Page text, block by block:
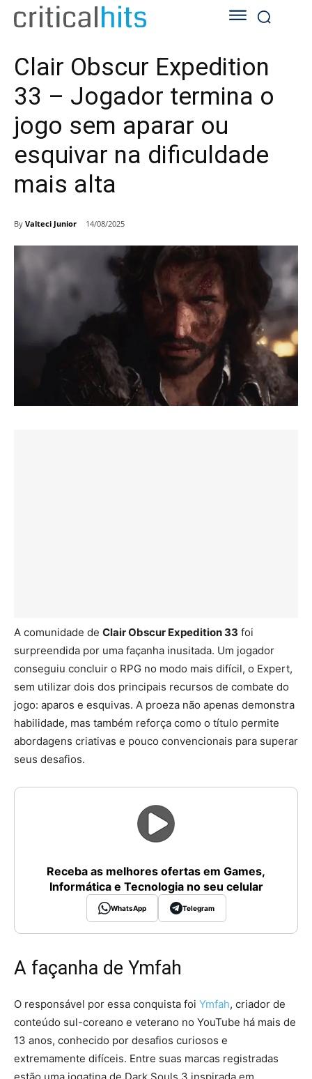
Clair Obscur Expedition
33 – Jogador termina o
jogo sem aparar ou
esquivar na dificuldade
mais alta
By Valteci Junior 14/08/2025
A comunidade de Clair Obscur Expedition 33 foi
surpreendida por uma façanha inusitada. Um jogador
conseguiu concluir o RPG no modo mais difícil, o Expert,
sem utilizar dois dos principais recursos de combate do
jogo: aparos e esquivas. A proeza não apenas demonstra
habilidade, mas também reforça como o título permite
abordagens criativas e pouco convencionais para superar
seus desafios.
Receba as melhores ofertas em Games,
Informática e Tecnologia no seu celular
WhatsApp Telegram
A façanha de Ymfah
O responsável por essa conquista foi Ymfah, criador de
conteúdo sul-coreano e veterano no YouTube há mais de
13 anos, conhecido por desafios curiosos e
extremamente difíceis. Entre suas marcas registradas